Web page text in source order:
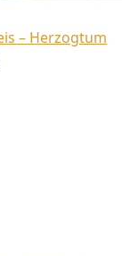
– Herzogtum